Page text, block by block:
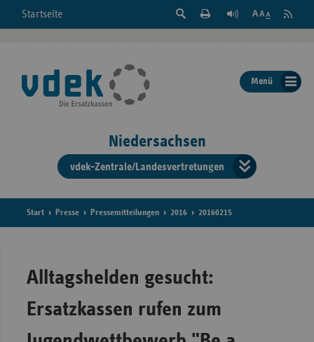
Startseite
Suche
der
Seite
Feed
Menü
Niedersachsen
vdek-Zentrale/Landesvertretungen
der
Start Presse Pressemitteilungen 2016 20160215
Alltagshelden gesucht:
Ersatzkassen rufen zum